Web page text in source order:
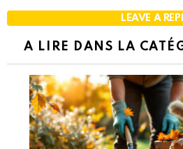
LEAVE A
A LIRE DANS LA